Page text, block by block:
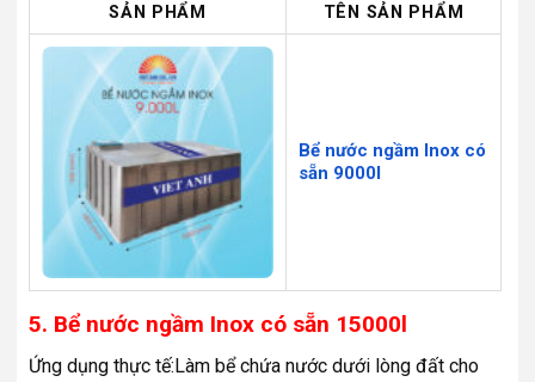
SẢN PHẨM TÊN SẢN PHẨM
Bể nước ngầm Inox có
sẵn 9000l
5. Bể nước ngầm Inox có sẵn 15000l
Ứng dụng thực tế:Làm bể chứa nước dưới lòng đất cho